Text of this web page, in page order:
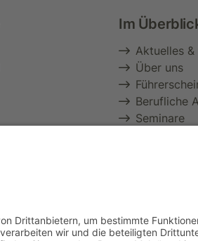
Im
Aktuelles &
Über uns
Berufliche
Seminare